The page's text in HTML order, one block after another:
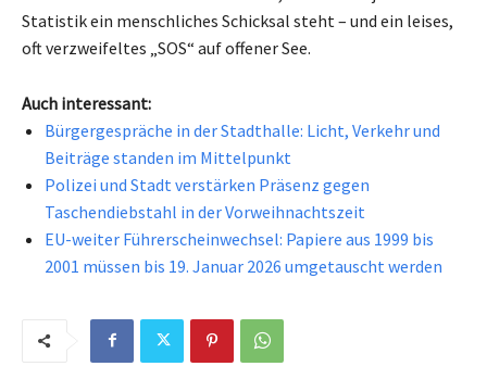
Statistik ein menschliches Schicksal steht – und ein leises,
oft verzweifeltes „SOS“ auf offener See.
Auch interessant:
Bürgergespräche in der Stadthalle: Licht, Verkehr und
Beiträge standen im Mittelpunkt
Polizei und Stadt verstärken Präsenz gegen
Taschendiebstahl in der Vorweihnachtszeit
EU-weiter Führerscheinwechsel: Papiere aus 1999 bis
2001 müssen bis 19. Januar 2026 umgetauscht werden